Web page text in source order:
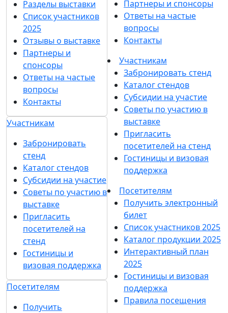
Разделы выставки
Список участников
2025
Отзывы о выставке
Партнеры и
спонсоры
Ответы на частые
вопросы
Контакты
Участникам
Забронировать
стенд
Каталог стендов
Субсидии на участие
Советы по участию в
выставке
Пригласить
посетителей на
стенд
Гостиницы и
визовая поддержка
Посетителям
Получить
Партнеры и спонсоры
Ответы на частые
вопросы
Контакты
Участникам
Забронировать стенд
Каталог стендов
Субсидии на участие
Советы по участию в
выставке
Пригласить
посетителей на стенд
Гостиницы и визовая
поддержка
Посетителям
Получить электронный
билет
Список участников 2025
Каталог продукции 2025
Интерактивный план
2025
Гостиницы и визовая
поддержка
Правила посещения